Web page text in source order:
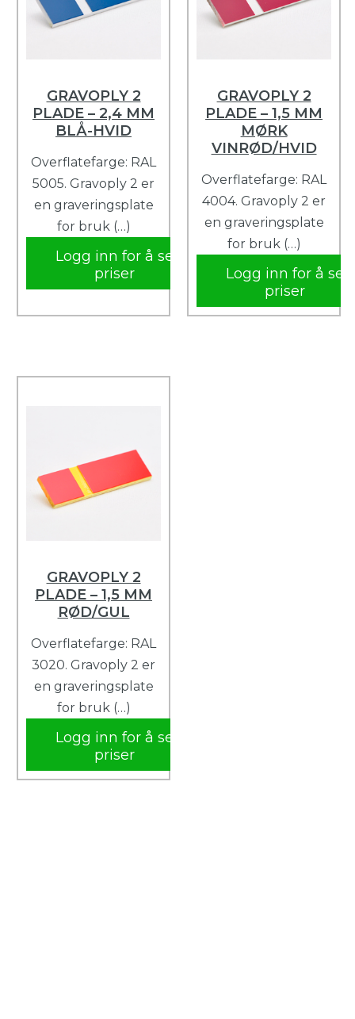
GRAVOPLY 2
PLADE – 2,4 MM
BLÅ-HVID
Overflatefarge: RAL
5005. Gravoply 2 er
en graveringsplate
for bruk (…)
Logg inn for å se
priser
GRAVOPLY 2
PLADE – 1,5 MM
MØRK
VINRØD/HVID
Overflatefarge: RAL
4004. Gravoply 2 er
en graveringsplate
for bruk (…)
Logg inn for å se
priser
GRAVOPLY 2
PLADE – 1,5 MM
RØD/GUL
Overflatefarge: RAL
3020. Gravoply 2 er
en graveringsplate
for bruk (…)
Logg inn for å se
priser